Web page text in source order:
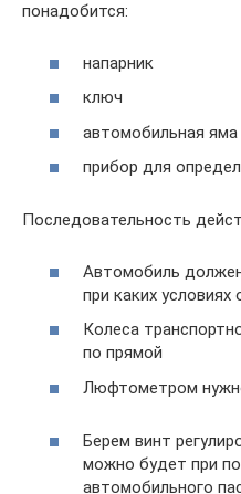
понадобится:
напарник
ключ
автомобильная яма
прибор для
Последовательность
Автомобиль
при каких условиях
Колеса
по прямой
Люфтометром
Берем винт
можно будет при
автомобильного